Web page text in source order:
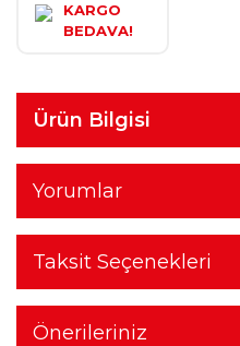
KARGO
BEDAVA!
Ürün Bilgisi
Yorumlar
Taksit Seçenekleri
Önerileriniz